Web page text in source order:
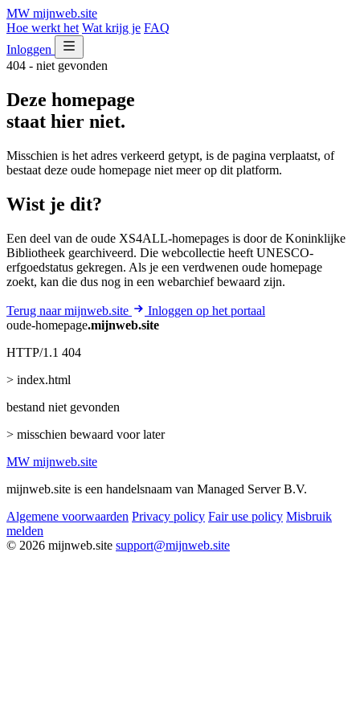
MW mijnweb.site
Hoe werkt het Wat krijg je FAQ
Inloggen
404 - niet gevonden
Deze homepage
staat hier niet.
Misschien is het adres verkeerd getypt, is de pagina verplaatst, of
bestaat deze oude homepage niet meer op dit platform.
Wist je dit?
Een deel van de oude XS4ALL-homepages is door de Koninklijke
Bibliotheek gearchiveerd. Die webcollectie heeft UNESCO-
erfgoedstatus gekregen. Als je een verdwenen oude homepage
zoekt, kan die dus nog in een webarchief bewaard zijn.
Terug naar mijnweb.site
Inloggen op het portaal
oude-homepage.mijnweb.site
HTTP/1.1 404
> index.html
bestand niet gevonden
> misschien bewaard voor later
MW mijnweb.site
mijnweb.site is een handelsnaam van Managed Server B.V.
Algemene voorwaarden Privacy policy Fair use policy Misbruik
melden
© 2026 mijnweb.site support@mijnweb.site